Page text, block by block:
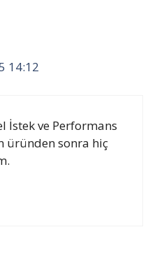
14:12
İstek ve Performans
üründen sonra hiç